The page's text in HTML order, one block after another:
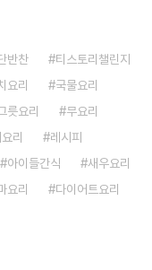
반찬
티스토리챌린지
요리
국물요리
릇요리
무요리
리
레시피
아이들간식
새우요리
요리
다이어트요리